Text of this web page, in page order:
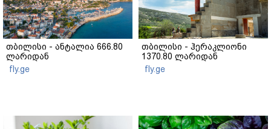
თბილისი - ანტალია 666.80
ლარიდან
fly.ge
თბილისი - ჰერაკლიონი
1370.80 ლარიდან
fly.ge